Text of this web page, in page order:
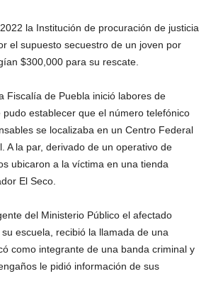
la Institución de procuración de justicia
el supuesto secuestro de un joven por
$300,000 para su rescate.
Fiscalía de Puebla inició labores de
pudo establecer que el número telefónico
se localizaba en un Centro Federal
A la par, derivado de un operativo de
ubicaron a la víctima en una tienda
El Seco.
del Ministerio Público el afectado
escuela, recibió la llamada de una
como integrante de una banda criminal y
le pidió información de sus